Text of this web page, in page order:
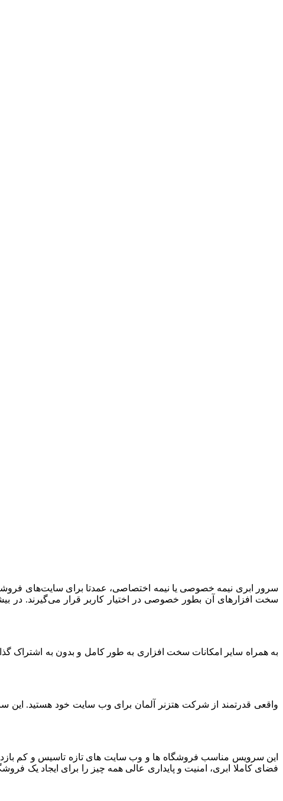
سرور ابری نیمه خصوصی یا نیمه اختصاصی، عمدتا برای سایت‌های
سخت افزارهای آن بطور خصوصی در اختیار کاربر قرار می‌گیرند. در